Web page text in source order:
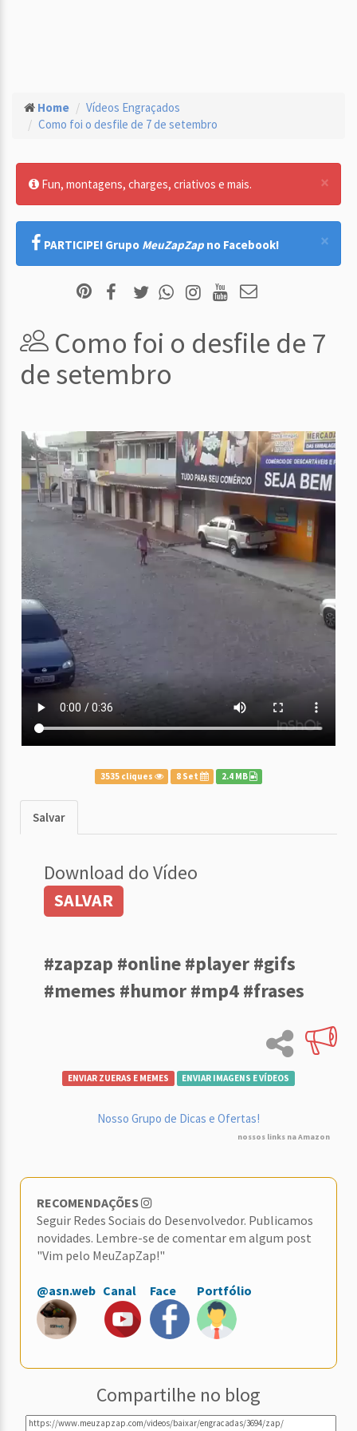
Home
Vídeos Engraçados
Como foi o desfile de 7 de setembro
×
Fun, montagens, charges, criativos e mais.
×
PARTICIPE! Grupo MeuZapZap no Facebook!
Como foi o desfile de 7
de setembro
3535 cliques 8 Set 2.4 MB
Salvar
Download do Vídeo
SALVAR
#zapzap #online #player #gifs
#memes #humor #mp4 #frases
ENVIAR ZUERAS E MEMES ENVIAR IMAGENS E VÍDEOS
Nosso Grupo de Dicas e Ofertas!
nossos links na Amazon
RECOMENDAÇÕES
Seguir Redes Sociais do Desenvolvedor. Publicamos
novidades. Lembre-se de comentar em algum post
"Vim pelo MeuZapZap!"
@asn.web Canal Face Portfólio
Compartilhe no blog